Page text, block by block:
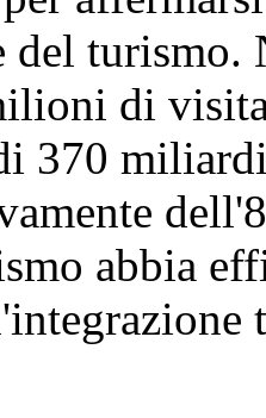
del turismo.
di
370
abbia